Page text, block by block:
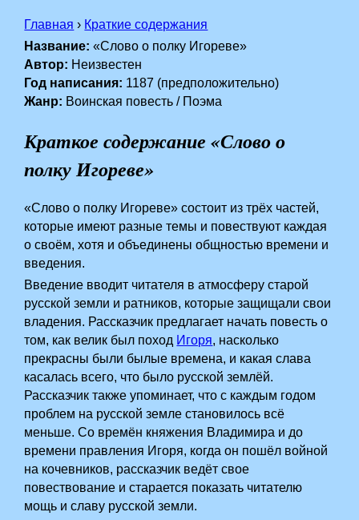
Главная › Краткие содержания
Название: «Слово о полку Игореве»
Автор: Неизвестен
Год написания: 1187 (предположительно)
Жанр: Воинская повесть / Поэма
Краткое содержание «Слово о
полку Игореве»
«Слово о полку Игореве» состоит из трёх частей,
которые имеют разные темы и повествуют каждая
о своём, хотя и объединены общностью времени и
введения.
Введение вводит читателя в атмосферу старой
русской земли и ратников, которые защищали свои
владения. Рассказчик предлагает начать повесть о
том, как велик был поход Игоря, насколько
прекрасны были былые времена, и какая слава
касалась всего, что было русской землёй.
Рассказчик также упоминает, что с каждым годом
проблем на русской земле становилось всё
меньше. Со времён княжения Владимира и до
времени правления Игоря, когда он пошёл войной
на кочевников, рассказчик ведёт свое
повествование и старается показать читателю
мощь и славу русской земли.